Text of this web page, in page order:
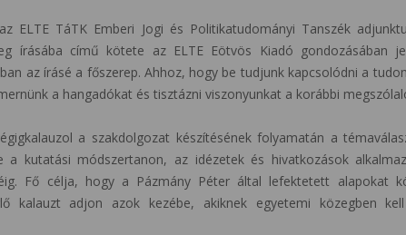
ELTE TáTK Emberi Jogi és Politikatudományi Tanszék
írásába című kötete az ELTE Eötvös Kiadó gondozásában
az írásé a főszerep. Ahhoz, hogy be tudjunk kapcsolódni a
a hangadókat és tisztázni viszonyunkat a korábbi
a szakdolgozat készítésének folyamatán a
a kutatási módszertanon, az idézetek és hivatkozások
Fő célja, hogy a Pázmány Péter által lefektetett alapokat
kalauzt adjon azok kezébe, akiknek egyetemi közegben